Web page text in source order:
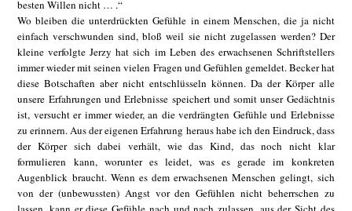
besten Willen nicht … .“
Wo bleiben die unterdrückten Gefühle in einem Menschen, die ja nicht
einfach verschwunden sind, bloß weil sie nicht zugelassen werden? Der
kleine verfolgte Jerzy hat sich im Leben des erwachsenen Schriftstellers
immer wieder mit seinen vielen Fragen und Gefühlen gemeldet. Becker hat
diese Botschaften aber nicht entschlüsseln können. Da der Körper alle
unsere Erfahrungen und Erlebnisse speichert und somit unser Gedächtnis
ist, versucht er immer wieder, an die verdrängten Gefühle und Erlebnisse
zu erinnern. Aus der eigenen Erfahrung heraus habe ich den Eindruck, dass
der Körper sich dabei verhält, wie das Kind, das noch nicht klar
formulieren kann, worunter es leidet, was es gerade im konkreten
Augenblick braucht. Wenn es dem erwachsenen Menschen gelingt, sich
von der (unbewussten) Angst vor den Gefühlen nicht beherrschen zu